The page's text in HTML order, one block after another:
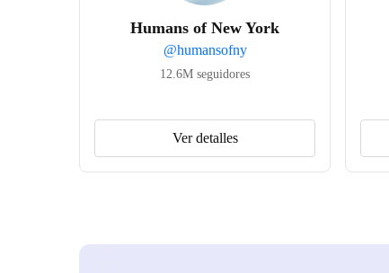
Humans of New York
@humansofny
12.6M seguidores
Ver detalles